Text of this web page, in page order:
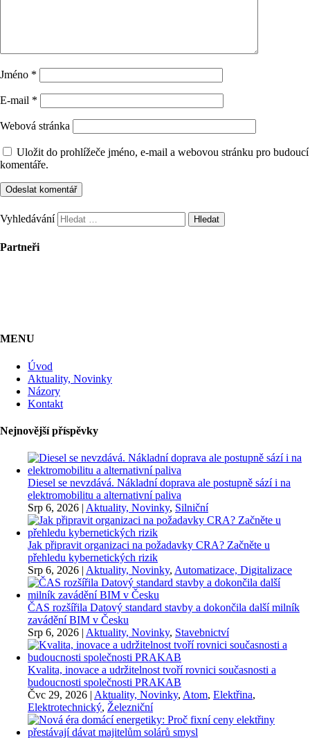
Jméno *
E-mail *
Webová stránka
Uložit do prohlížeče jméno, e-mail a webovou stránku pro budoucí
komentáře.
Vyhledávání
Partneři
MENU
Úvod
Aktuality, Novinky
Názory
Kontakt
Nejnovější příspěvky
Diesel se nevzdává. Nákladní doprava ale postupně sází i na
elektromobilitu a alternativní paliva
Srp 6, 2026 | Aktuality, Novinky, Silniční
Jak připravit organizaci na požadavky CRA? Začněte u
přehledu kybernetických rizik
Srp 6, 2026 | Aktuality, Novinky, Automatizace, Digitalizace
ČAS rozšířila Datový standard stavby a dokončila další milník
zavádění BIM v Česku
Srp 6, 2026 | Aktuality, Novinky, Stavebnictví
Kvalita, inovace a udržitelnost tvoří rovnici současnosti a
budoucnosti společnosti PRAKAB
Čvc 29, 2026 | Aktuality, Novinky, Atom, Elektřina,
Elektrotechnický, Železniční